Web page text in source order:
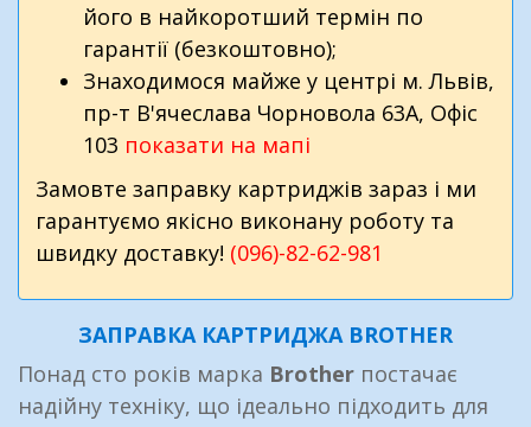
його в найкоротший термін по
гарантії (безкоштовно);
Знаходимося майже у центрі м. Львів,
пр-т В'ячеслава Чорновола 63A, Офіс
103 показати на мапі
Замовте заправку картриджів зараз і ми
гарантуємо якісно виконану роботу та
швидку доставку! (096)-82-62-981
ЗАПРАВКА КАРТРИДЖА BROTHER
Понад сто років марка Brother постачає
надійну техніку, що ідеально підходить для